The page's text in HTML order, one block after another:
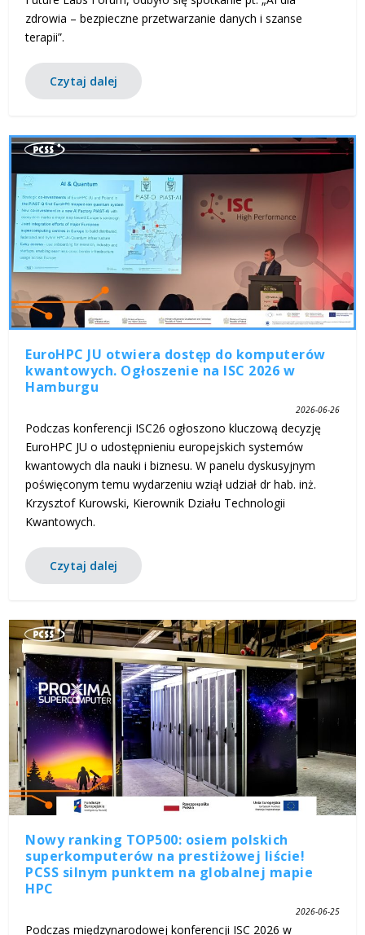
zdrowia – bezpieczne przetwarzanie danych i szanse
terapii”.
Czytaj dalej
EuroHPC JU otwiera dostęp do komputerów
kwantowych. Ogłoszenie na ISC 2026 w
Hamburgu
2026-06-26
Podczas konferencji ISC26 ogłoszono kluczową decyzję
EuroHPC JU o udostępnieniu europejskich systemów
kwantowych dla nauki i biznesu. W panelu dyskusyjnym
poświęconym temu wydarzeniu wziął udział dr hab. inż.
Krzysztof Kurowski, Kierownik Działu Technologii
Kwantowych.
Czytaj dalej
Nowy ranking TOP500: osiem polskich
superkomputerów na prestiżowej liście!
PCSS silnym punktem na globalnej mapie
HPC
2026-06-25
Podczas międzynarodowej konferencji ISC 2026 w